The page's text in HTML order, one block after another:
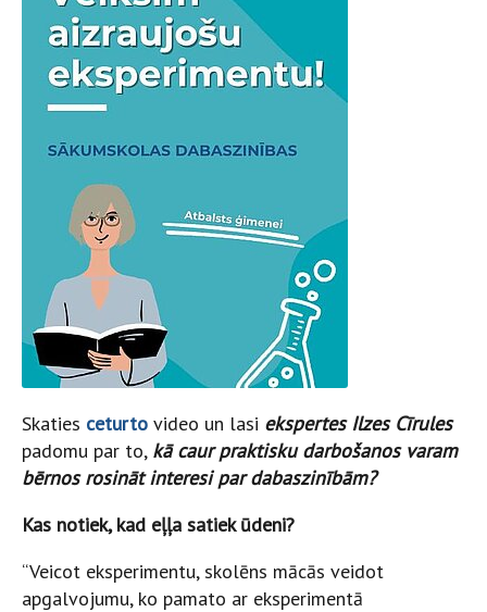
Skaties ceturto video un lasi ekspertes Ilzes Cīrules
padomu par to, kā caur praktisku darbošanos varam
bērnos rosināt interesi par dabaszinībām?
Kas notiek, kad eļļa satiek ūdeni?
“Veicot eksperimentu, skolēns mācās veidot
apgalvojumu, ko pamato ar eksperimentā